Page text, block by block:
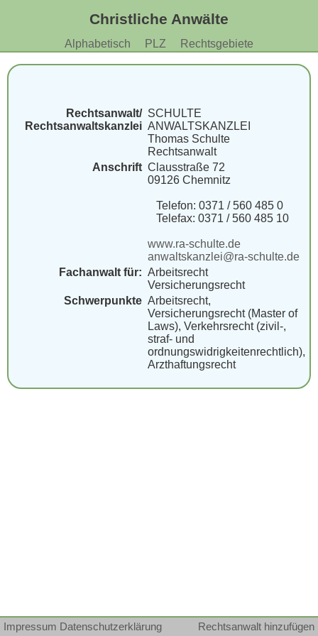
Christliche Anwälte
Alphabetisch PLZ Rechtsgebiete
Rechtsanwalt/
Rechtsanwaltskanzlei
SCHULTE
ANWALTSKANZLEI
Thomas Schulte
Rechtsanwalt
Anschrift Clausstraße 72
09126 Chemnitz
Telefon: 0371 / 560 485 0
Telefax: 0371 / 560 485 10
www.ra-schulte.de
anwaltskanzlei@ra-schulte.de
Fachanwalt für: Arbeitsrecht
Versicherungsrecht
Schwerpunkte Arbeitsrecht,
Versicherungsrecht (Master of
Laws), Verkehrsrecht (zivil-,
straf- und
ordnungswidrigkeitenrechtlich),
Arzthaftungsrecht
Impressum Datenschutzerklärung Rechtsanwalt hinzufügen